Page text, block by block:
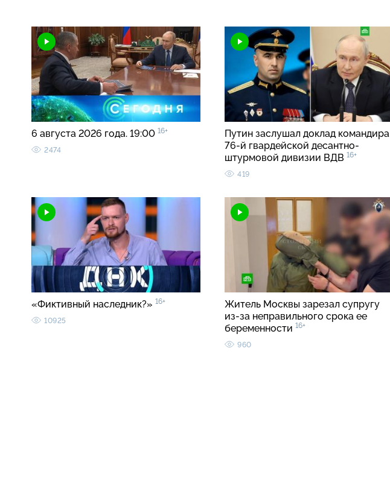
6 августа 2026 года. 19:00 16+
2474
Путин заслушал доклад командира
76-й гвардейской десантно-
штурмовой дивизии ВДВ 16+
419
«Фиктивный наследник?» 16+
10925
Житель Москвы зарезал супругу
из-за неправильного срока ее
беременности 16+
960